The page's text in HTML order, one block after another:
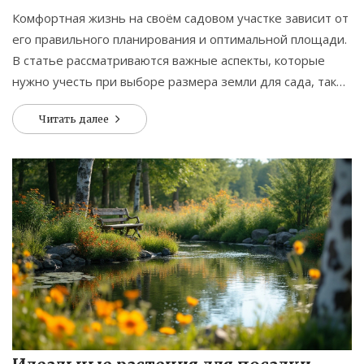
Комфортная жизнь на своём садовом участке зависит от
его правильного планирования и оптимальной площади.
В статье рассматриваются важные аспекты, которые
нужно учесть при выборе размера земли для сада, такие
как личные предпочтения, цели использования и
семейные нужды. Правильное распределение
уголок для отдыха, занятия садоводством и даже для
выращивания собственных овощей и фруктов. Учитывая
приведённые рекомендации, можно создать
гармоничное пространство, которое станет источником
радости и удовлетворения.
Читать далее